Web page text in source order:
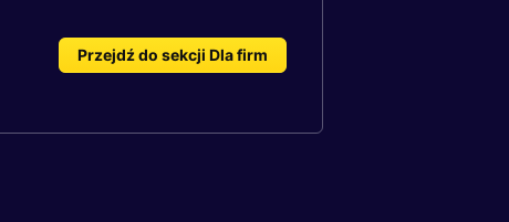
Przejdź do sekcji Dla firm